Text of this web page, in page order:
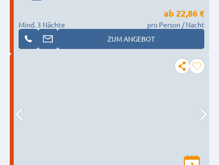
Mind. 3 Nächte
ab 22,86 €
pro Person / Nacht
ZUM ANGEBOT